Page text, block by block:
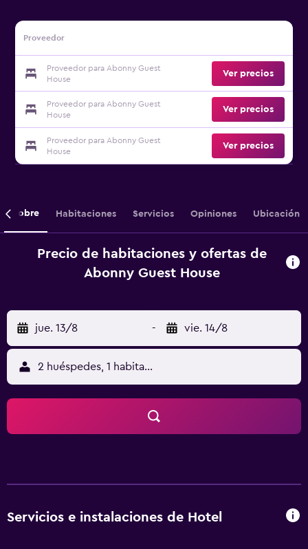
Proveedor
Proveedor para Abonny Guest
House
Ver precios
Proveedor para Abonny Guest
House
Ver precios
Proveedor para Abonny Guest
House
Ver precios
Sobre Habitaciones Servicios Opiniones Ubicación
Precio de habitaciones y ofertas de
Abonny Guest House
jue. 13/8 - vie. 14/8
2 huéspedes, 1 habitación
Servicios e instalaciones de Hotel